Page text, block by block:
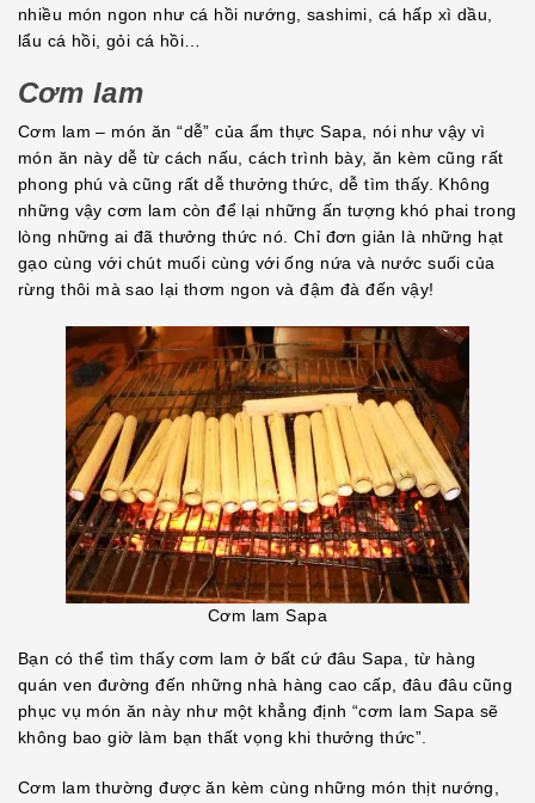
nhiều món ngon như cá hồi nướng, sashimi, cá hấp xì dầu,
lẩu cá hồi, gỏi cá hồi…
Cơm lam
Cơm lam – món ăn “dễ” của ẩm thực Sapa, nói như vậy vì
món ăn này dễ từ cách nấu, cách trình bày, ăn kèm cũng rất
phong phú và cũng rất dễ thưởng thức, dễ tìm thấy. Không
những vậy cơm lam còn để lại những ấn tượng khó phai trong
lòng những ai đã thưởng thức nó. Chỉ đơn giản là những hạt
gạo cùng với chút muối cùng với ống nứa và nước suối của
rừng thôi mà sao lại thơm ngon và đậm đà đến vậy!
Cơm lam Sapa
Bạn có thể tìm thấy cơm lam ở bất cứ đâu Sapa, từ hàng
quán ven đường đến những nhà hàng cao cấp, đâu đâu cũng
phục vụ món ăn này như một khẳng định “cơm lam Sapa sẽ
không bao giờ làm bạn thất vọng khi thưởng thức”.
Cơm lam thường được ăn kèm cùng những món thịt nướng,